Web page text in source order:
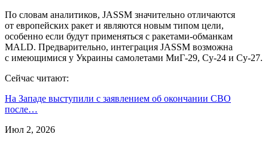
По словам аналитиков, JASSM значительно отличаются
от европейских ракет и являются новым типом цели,
особенно если будут применяться с ракетами-обманкам
MALD. Предварительно, интеграция JASSM возможна
с имеющимися у Украины самолетами МиГ-29, Су-24 и Су-27.
Сейчас читают:
На Западе выступили с заявлением об окончании СВО
после…
Июл 2, 2026